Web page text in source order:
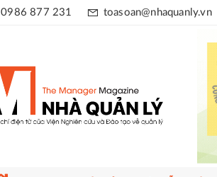
0986 877 231 toasoan@nhaquanly.vn